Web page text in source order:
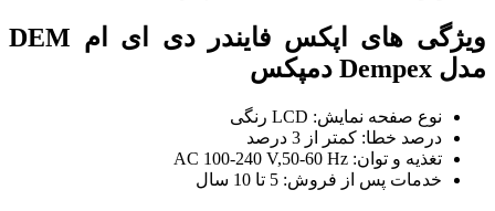
ویژگی های اپکس فایندر دی ای ام DEM
مدل Dempex دمپکس
نوع صفحه نمایش: LCD رنگی
درصد خطا: کمتر از 3 درصد
تغذیه و توان: AC 100-240 V,50-60 Hz
خدمات پس از فروش: 5 تا 10 سال